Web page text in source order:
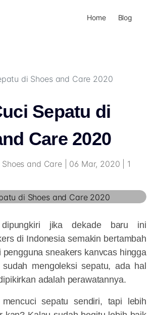
Home Blog
di Shoes and Care 2020
Sepatu di
Care 2020
and Care | 06 Mar, 2020 | 1
jika dekade baru ini
di Indonesia semakin bertambah
pengguna sneakers kanvcas hingga
mengoleksi sepatu, ada hal
adalah perawatannya.
sepatu sendiri, tapi lebih